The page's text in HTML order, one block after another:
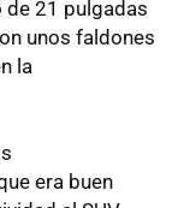
de 21 pulgadas
unos faldones
la
era buen